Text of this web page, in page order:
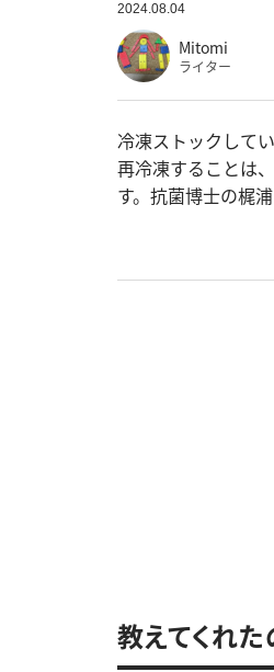
2024.08.04
Mitomi
ライター
冷凍ストックして
再冷凍することは
す。抗菌博士の梶
教えてくれ